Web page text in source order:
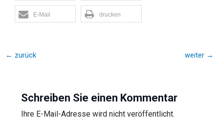
E-Mail drucken
← zurück weiter →
Schreiben Sie einen Kommentar
Ihre E-Mail-Adresse wird nicht veröffentlicht.